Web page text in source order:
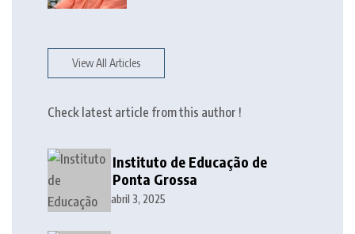
View All Articles
Check latest article from this author !
Instituto de Educação de
Ponta Grossa
abril 3, 2025